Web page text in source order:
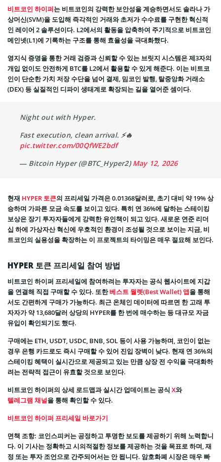
비트코인 하이퍼는 비트코인의 강력한 보안성을 계승하면서도 솔라나 가
상머신(SVM)을 도입해 즉각적인 거래와 초저가 수수료를 구현한 혁신적
인 레이어 2 솔루션이다. L2에서의 활동을 압축하여 주기적으로 비트코인
메인넷(L1)에 기록하는 구조를 통해 효율성을 극대화했다.
영지식 증명을 통한 거래 검증과 신뢰할 수 있는 브릿지 시스템은 제3자의
개입 없이도 안전하게 BTC를 L2에서 활용할 수 있게 해준다. 이는 비트코
인이 단순한 가치 저장 수단을 넘어 결제, 밈코인 발행, 탈중앙화 거래소
(DEX) 등 실질적인 디파이 생태계로 확장되는 길을 열어준 셈이다.
Night out with Hyper.
Fast execution, clean arrival. ⚡️🔥
pic.twitter.com/00QfWE2bdf
— Bitcoin Hyper (@BTC_Hyper2)May 12, 2026
현재 HYPER 토큰의 프리세일 가격은 0.01368달러로, 초기 대비 약 19% 상
승하며 가파른 모금 속도를 보이고 있다. 특히 연 36%에 달하는 스테이킹
보상은 장기 투자자들에게 강력한 유인책이 되고 있다. 새로운 연준 리더
십 하에 가상자산 혁신에 우호적인 환경이 조성될 것으로 보이는 지금, 비
트코인의 실용성을 확장하는 이 프로젝트의 타이밍은 매우 절묘해 보인다.
HYPER 토큰 프리세일 참여 방법
비트코인 하이퍼 프리세일에 참여하려는 투자자는 공식 웹사이트에 지갑
을 연결해 직접 구매할 수 있다. 또한베스트 월렛(Best Wallet) 앱을 통해
서도 간편하게 구매가 가능하다. 최근 온체인 데이터에 따르면 한 고래 투
자자가 약 13,680달러 상당의 HYPER를 한 번에 매수하는 등 대규모 자금
유입이 확인되기도 했다.
구매에는 ETH, USDT, USDC, BNB, SOL 등이 사용 가능하며, 코인이 없는
경우 은행 카드로도 즉시 구매할 수 있어 진입 장벽이 낮다. 현재 연 36%의
스테이킹 혜택이 실시간으로 제공되고 있는 만큼 상장 전 수익을 극대화하
려는 전략적 접근이 유효할 것으로 보인다.
비트코인 하이퍼의 상세 로드맵과 실시간 업데이트는 공식 X와
텔레그램 채널을 통해 확인할 수 있다.
비트코인 하이퍼 프리세일 바로가기
면책 조항: 코인스피커는 공정하고 투명한 보도를 제공하기 위해 노력합니
다. 이 기사는 정확하고 시의적절한 정보를 제공하는 것을 목표로 하며, 재
정 또는 투자 조언으로 간주되어서는 안 됩니다. 암호화폐 시장은 매우 빠